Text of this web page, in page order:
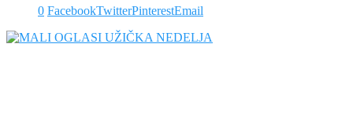
0 FacebookTwitterPinterestEmail